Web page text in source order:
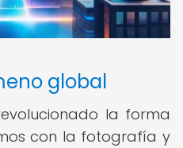
global
la forma
con la fotografía y